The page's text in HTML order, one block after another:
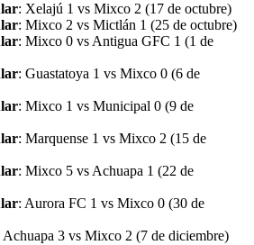
: Xelajú 1 vs Mixco 2 (17 de octubre)
: Mixco 2 vs Mictlán 1 (25 de octubre)
: Mixco 0 vs Antigua GFC 1 (1 de
: Guastatoya 1 vs Mixco 0 (6 de
: Mixco 1 vs Municipal 0 (9 de
: Marquense 1 vs Mixco 2 (15 de
: Mixco 5 vs Achuapa 1 (22 de
: Aurora FC 1 vs Mixco 0 (30 de
Achuapa 3 vs Mixco 2 (7 de diciembre)